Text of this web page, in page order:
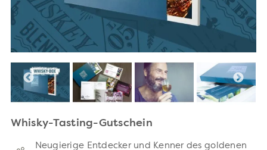
Whisky-Tasting-Gutschein
Neugierige Entdecker und Kenner des goldenen